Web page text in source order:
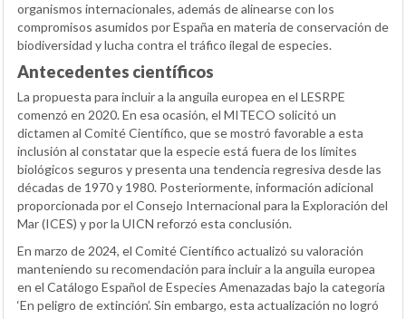
organismos internacionales, además de alinearse con los
compromisos asumidos por España en materia de conservación de
biodiversidad y lucha contra el tráfico ilegal de especies.
Antecedentes científicos
La propuesta para incluir a la anguila europea en el LESRPE
comenzó en 2020. En esa ocasión, el MITECO solicitó un
dictamen al Comité Científico, que se mostró favorable a esta
inclusión al constatar que la especie está fuera de los límites
biológicos seguros y presenta una tendencia regresiva desde las
décadas de 1970 y 1980. Posteriormente, información adicional
proporcionada por el Consejo Internacional para la Exploración del
Mar (ICES) y por la UICN reforzó esta conclusión.
En marzo de 2024, el Comité Científico actualizó su valoración
manteniendo su recomendación para incluir a la anguila europea
en el Catálogo Español de Especies Amenazadas bajo la categoría
‘En peligro de extinción’. Sin embargo, esta actualización no logró